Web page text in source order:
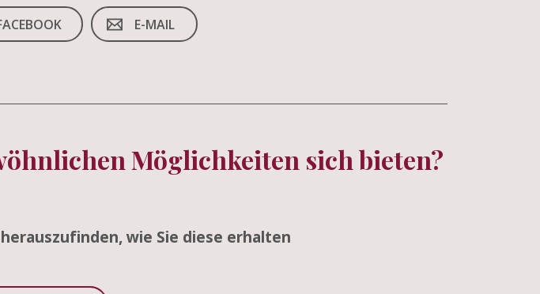
E-MAIL
Möglichkeiten sich bieten?
wie Sie diese erhalten